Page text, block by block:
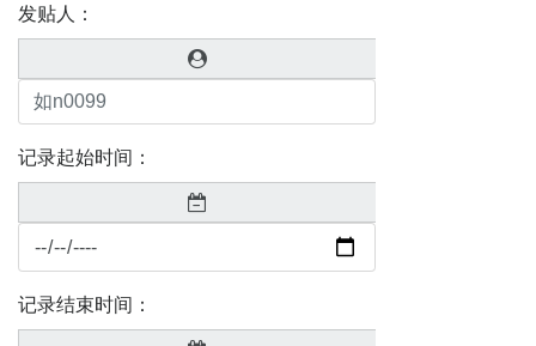
发贴人：
记录起始时间：
记录结束时间：